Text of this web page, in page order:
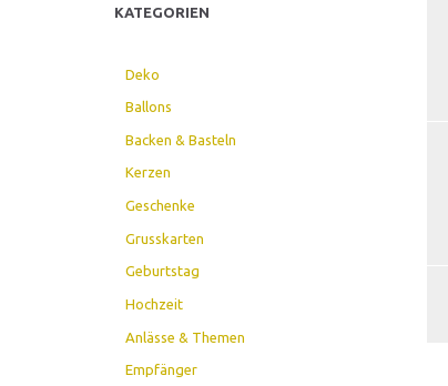
KATEGORIEN
Deko
Ballons
Backen & Basteln
Kerzen
Geschenke
Grusskarten
Geburtstag
Hochzeit
Anlässe & Themen
Empfänger